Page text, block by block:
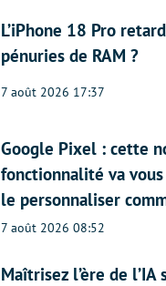
L’iPhone 18 Pro
pénuries de RAM ?
7 août 2026 17:37
Google Pixel : cette
fonctionnalité va
le personnaliser
7 août 2026 08:52
Maîtrisez l’ère de l’IA